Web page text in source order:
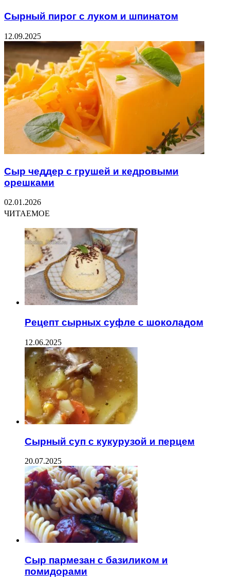
Сырный пирог с луком и шпинатом
12.09.2025
Сыр чеддер с грушей и кедровыми
орешками
02.01.2026
ЧИТАЕМОЕ
Рецепт сырных суфле с шоколадом
12.06.2025
Сырный суп с кукурузой и перцем
20.07.2025
Сыр пармезан с базиликом и
помидорами